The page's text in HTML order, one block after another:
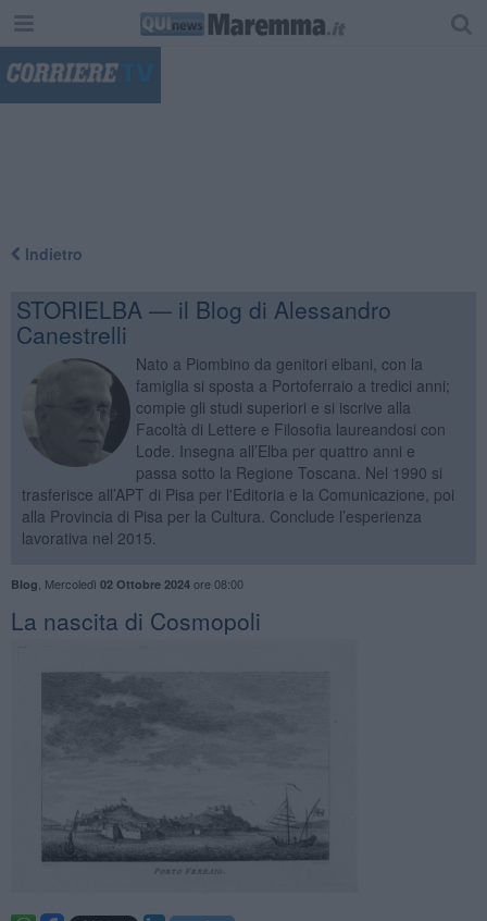
Indietro
STORIELBA — il Blog di Alessandro
Canestrelli
Nato a Piombino da genitori elbani, con la
famiglia si sposta a Portoferraio a tredici anni;
compie gli studi superiori e si iscrive alla
Facoltà di Lettere e Filosofia laureandosi con
Lode. Insegna all’Elba per quattro anni e
passa sotto la Regione Toscana. Nel 1990 si
trasferisce all’APT di Pisa per l'Editoria e la Comunicazione, poi
alla Provincia di Pisa per la Cultura. Conclude l’esperienza
lavorativa nel 2015.
Blog Mercoledì 02 Ottobre 2024ore 08:00
La nascita di Cosmopoli